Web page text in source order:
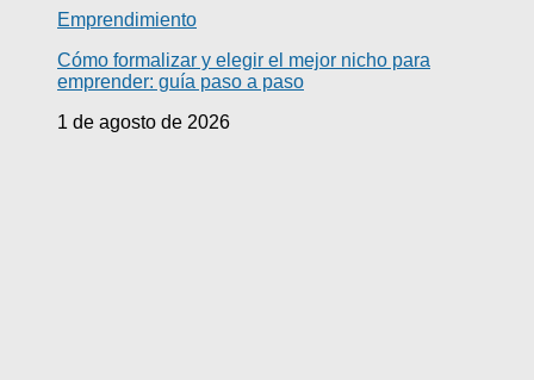
Emprendimiento
Cómo formalizar y elegir el mejor nicho para
emprender: guía paso a paso
1 de agosto de 2026